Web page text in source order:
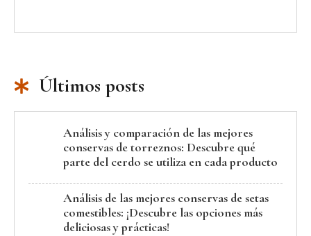
Últimos posts
Análisis y comparación de las mejores
conservas de torreznos: Descubre qué
parte del cerdo se utiliza en cada producto
Análisis de las mejores conservas de setas
comestibles: ¡Descubre las opciones más
deliciosas y prácticas!